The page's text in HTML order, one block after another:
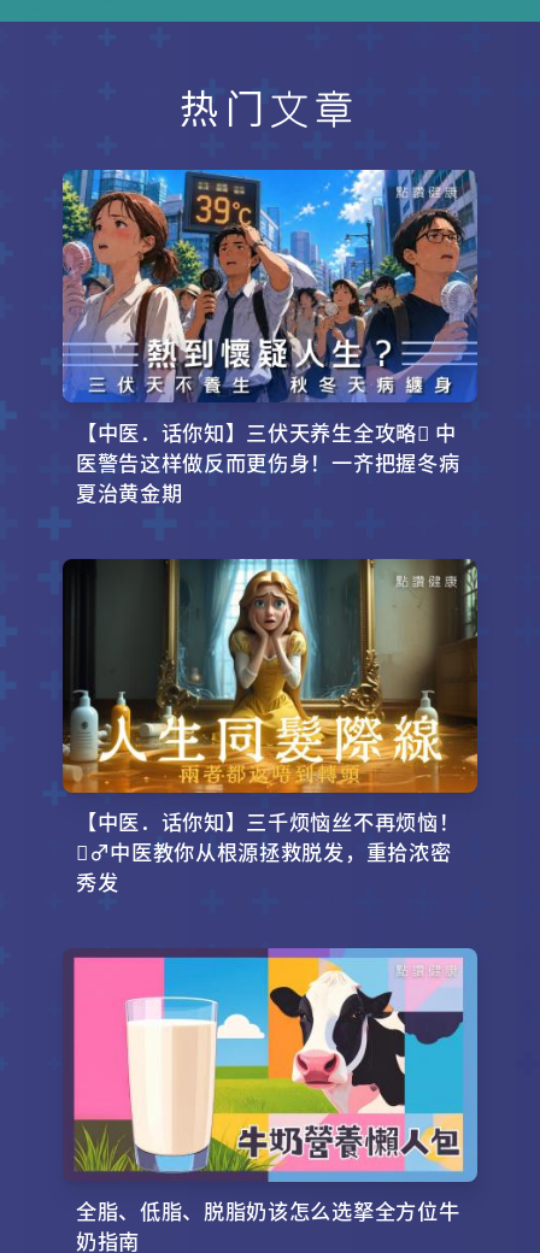
好好遵守「饮食Dos & Don'ts」，你
科学系临床副教授吕家联医生与你详
细探讨。
热门文章
【中医．话你知】三伏天养生全攻略 中
医警告这样做反而更伤身！一齐把握冬病
夏治黄金期
【中医．话你知】三千烦恼丝不再烦恼！
‍♂️中医教你从根源拯救脱发，重拾浓密
秀发
全脂、低脂、脱脂奶该怎么选拏全方位牛
奶指南